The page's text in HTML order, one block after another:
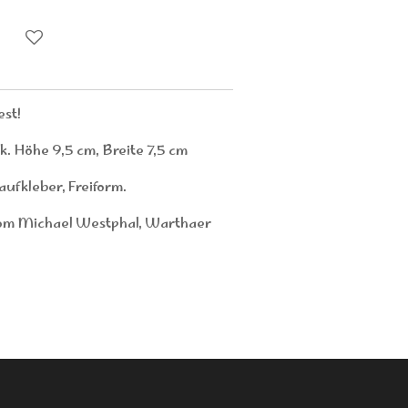
Höhe 9,5 cm, Breite 7,5 cm
Freiform.
Michael Westphal, Warthaer